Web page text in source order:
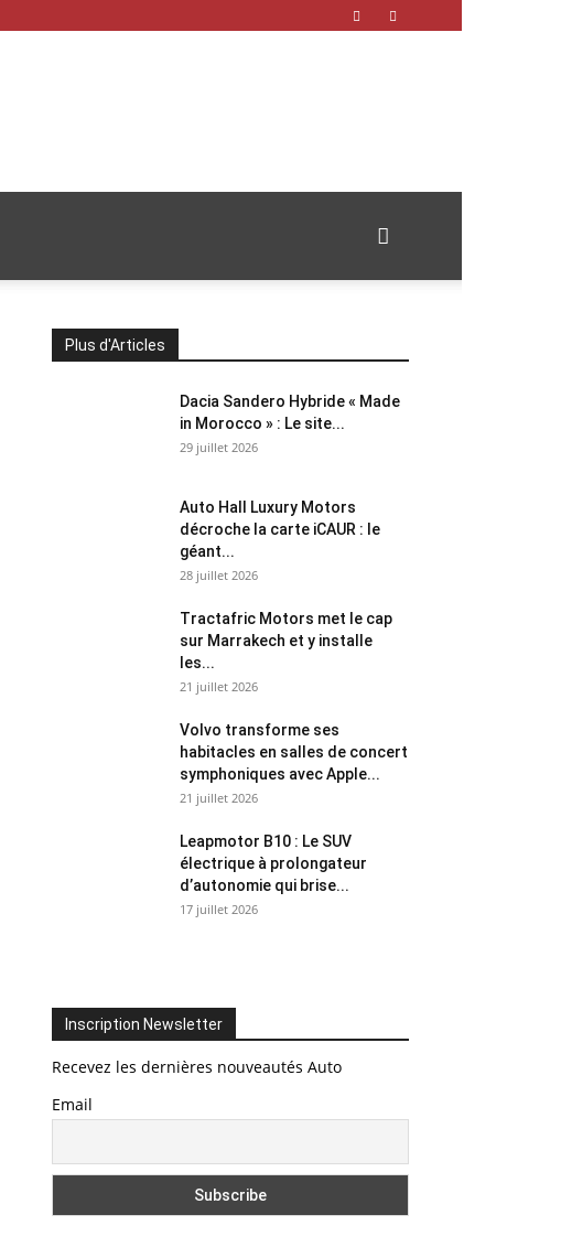
Plus d'Articles
Dacia Sandero Hybride « Made
in Morocco » : Le site...
29 juillet 2026
Auto Hall Luxury Motors
décroche la carte iCAUR : le
géant...
28 juillet 2026
Tractafric Motors met le cap
sur Marrakech et y installe
les...
21 juillet 2026
Volvo transforme ses
habitacles en salles de concert
symphoniques avec Apple...
21 juillet 2026
Leapmotor B10 : Le SUV
électrique à prolongateur
d’autonomie qui brise...
17 juillet 2026
Inscription Newsletter
Recevez les dernières nouveautés Auto
Email